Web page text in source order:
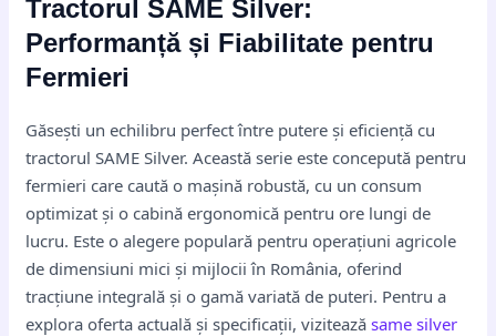
Tractorul SAME Silver:
Performanță și Fiabilitate pentru
Fermieri
Găsești un echilibru perfect între putere și eficiență cu
tractorul SAME Silver. Această serie este concepută pentru
fermieri care caută o mașină robustă, cu un consum
optimizat și o cabină ergonomică pentru ore lungi de
lucru. Este o alegere populară pentru operațiuni agricole
de dimensiuni mici și mijlocii în România, oferind
tracțiune integrală și o gamă variată de puteri. Pentru a
explora oferta actuală și specificații, viziteazăsame silver